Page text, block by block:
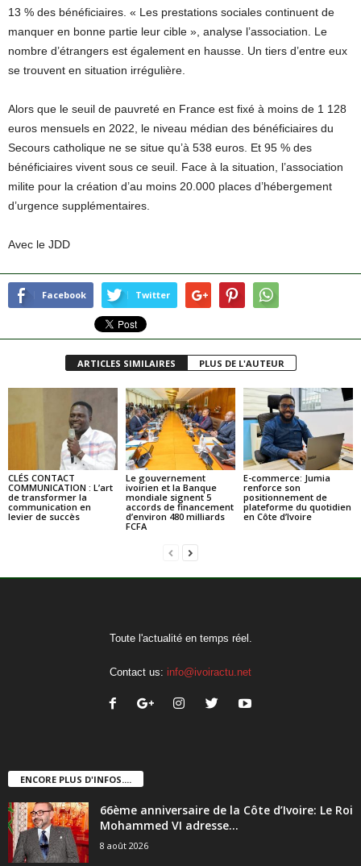
13 % des bénéficiaires. « Les prestations sociales continuent de
manquer en bonne partie leur cible », analyse l’association. Le
nombre d’étrangers est également en hausse. Un tiers d’entre eux
se trouvent en situation irrégulière.
Alors que le seuil de pauvreté en France est fixé à moins de 1 128
euros mensuels en 2022, le niveau médian des bénéficiaires du
Secours catholique ne se situe qu’à 538 euros. Et 95 % des
bénéficiaires vivent sous ce seuil. Face à la situation, l’association
milite pour la création d’au moins 20.000 places d’hébergement
d’urgence supplémentaires.
Avec le JDD
Facebook Twitter
ARTICLES SIMILAIRES PLUS DE L'AUTEUR
CLÉS CONTACT
COMMUNICATION : L’art
de transformer la
communication en
levier de succès
Le gouvernement
ivoirien et la Banque
mondiale signent 5
accords de financement
d’environ 480 milliards
FCFA
E-commerce: Jumia
renforce son
positionnement de
plateforme du quotidien
en Côte d’Ivoire
Toute l'actualité en temps réel.
Contact us: info@ivoiractu.net
ENCORE PLUS D'INFOS....
66ème anniversaire de la Côte d’Ivoire: Le Roi
Mohammed VI adresse...
8 août 2026